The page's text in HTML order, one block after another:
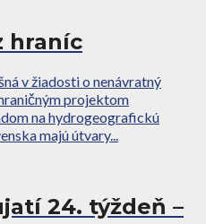
hraníc
v žiadosti o nenávratný
projektom
na hydrogeografickú
majú útvary...
24. týždeň –